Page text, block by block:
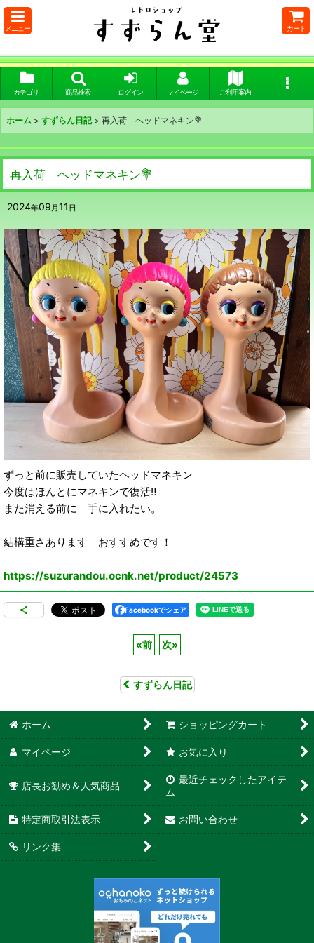
メニュー カート
カテゴリ 商品検索 ログイン マイページ ご利用案内
ホーム > すずらん日記 > 再入荷 ヘッドマネキン💐
再入荷 ヘッドマネキン💐
2024年09 月11 日
ずっと前に販売していたヘッドマネキン
今度はほんとにマネキンで復活‼️
また消える前に 手に入れたい。
結構重さあります おすすめです！
https://suzurandou.ocnk.net/product/24573
Facebookでシェア
«前 次»
すずらん日記
ホーム ショッピングカート
マイページ お気に入り
店長お勧め＆人気商品
最近チェックしたアイテ
ム
特定商取引法表示 お問い合わせ
リンク集